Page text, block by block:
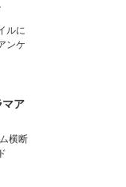
ルに
ンケ
ア
横断